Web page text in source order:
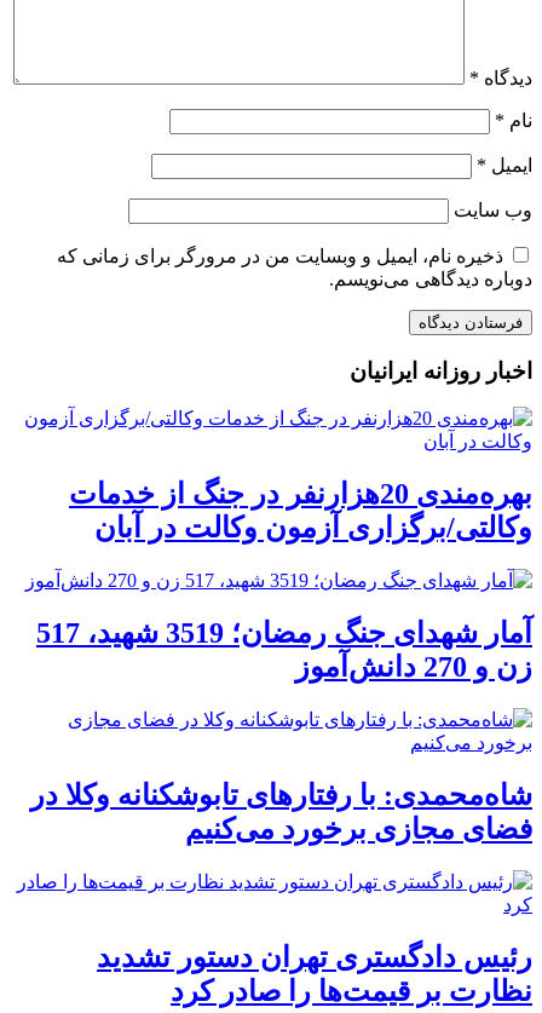
دیدگاه *
نام *
ایمیل *
وب‌ سایت
ذخیره نام، ایمیل و وبسایت من در مرورگر برای زمانی که
دوباره دیدگاهی می‌نویسم.
اخبار روزانه ایرانیان
بهره‌مندی 20هزارنفر در جنگ از خدمات
وکالتی/برگزاری آزمون وکالت در آبان
آمار شهدای جنگ رمضان؛ 3519 شهید، 517
زن و 270 دانش‌آموز
شاه‌محمدی: با رفتارهای تابوشکنانه وکلا در
فضای مجازی برخورد می‌کنیم
رئیس دادگستری تهران دستور تشدید
نظارت بر قیمت‌ها را صادر کرد